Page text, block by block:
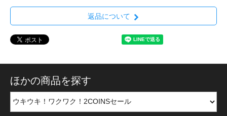
返品について
ほかの商品を探す